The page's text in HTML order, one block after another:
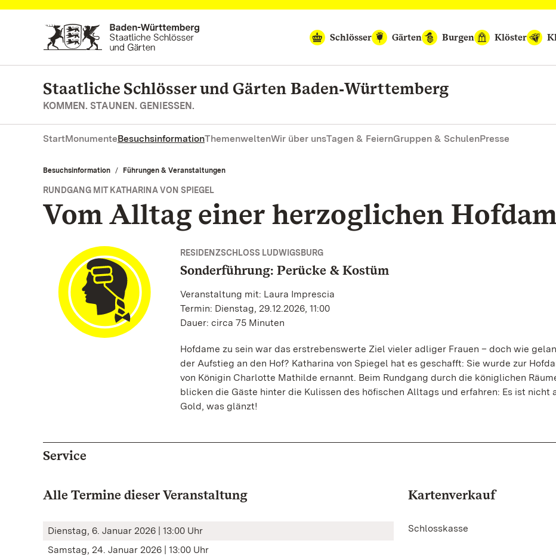
Zum Hauptinhalt springen
Schlösser
Gärten Burgen Klöster
Staatliche Schlösser und Gärten Baden‑Württemberg
KOMMEN. STAUNEN. GENIESSEN.
StartMonumenteBesuchsinformationThemenweltenWir über unsTagen & FeiernGruppen & SchulenPresse
Besuchsinformation Führungen & Veranstaltungen
RUNDGANG MIT KATHARINA VON SPIEGEL
Vom Alltag einer herzoglichen
RESIDENZSCHLOSS LUDWIGSBURG
Sonderführung: Perücke & Kostüm
Veranstaltung mit: Laura Imprescia
Termin: Dienstag, 29.12.2026, 11:00
Dauer: circa 75 Minuten
Hofdame zu sein war das erstrebenswerte Ziel vieler adliger Frauen – doch wie
der Aufstieg an den Hof? Katharina von Spiegel hat es geschafft: Sie wurde zur
von Königin Charlotte Mathilde ernannt. Beim Rundgang durch die königlichen
blicken die Gäste hinter die Kulissen des höfischen Alltags und erfahren: Es ist nicht
Gold, was glänzt!
Service
Alle Termine dieser Veranstaltung
Dienstag, 6. Januar 2026 | 13:00 Uhr
Samstag, 24. Januar 2026 | 13:00 Uhr
Kartenverkauf
Schlosskasse